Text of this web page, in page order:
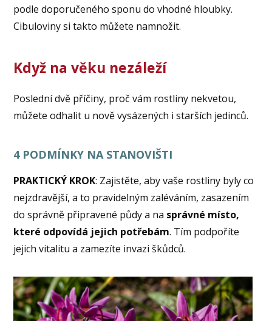
podle doporučeného sponu do vhodné hloubky.
Cibuloviny si takto můžete namnožit.
Když na věku nezáleží
Poslední dvě příčiny, proč vám rostliny nekvetou,
můžete odhalit u nově vysázených i starších jedinců.
4 PODMÍNKY NA STANOVIŠTI
PRAKTICKÝ KROK: Zajistěte, aby vaše rostliny byly co
nejzdravější, a to pravidelným zaléváním, zasazením
do správně připravené půdy a na správné místo,
které odpovídá jejich potřebám. Tím podpoříte
jejich vitalitu a zamezíte invazi škůdců.